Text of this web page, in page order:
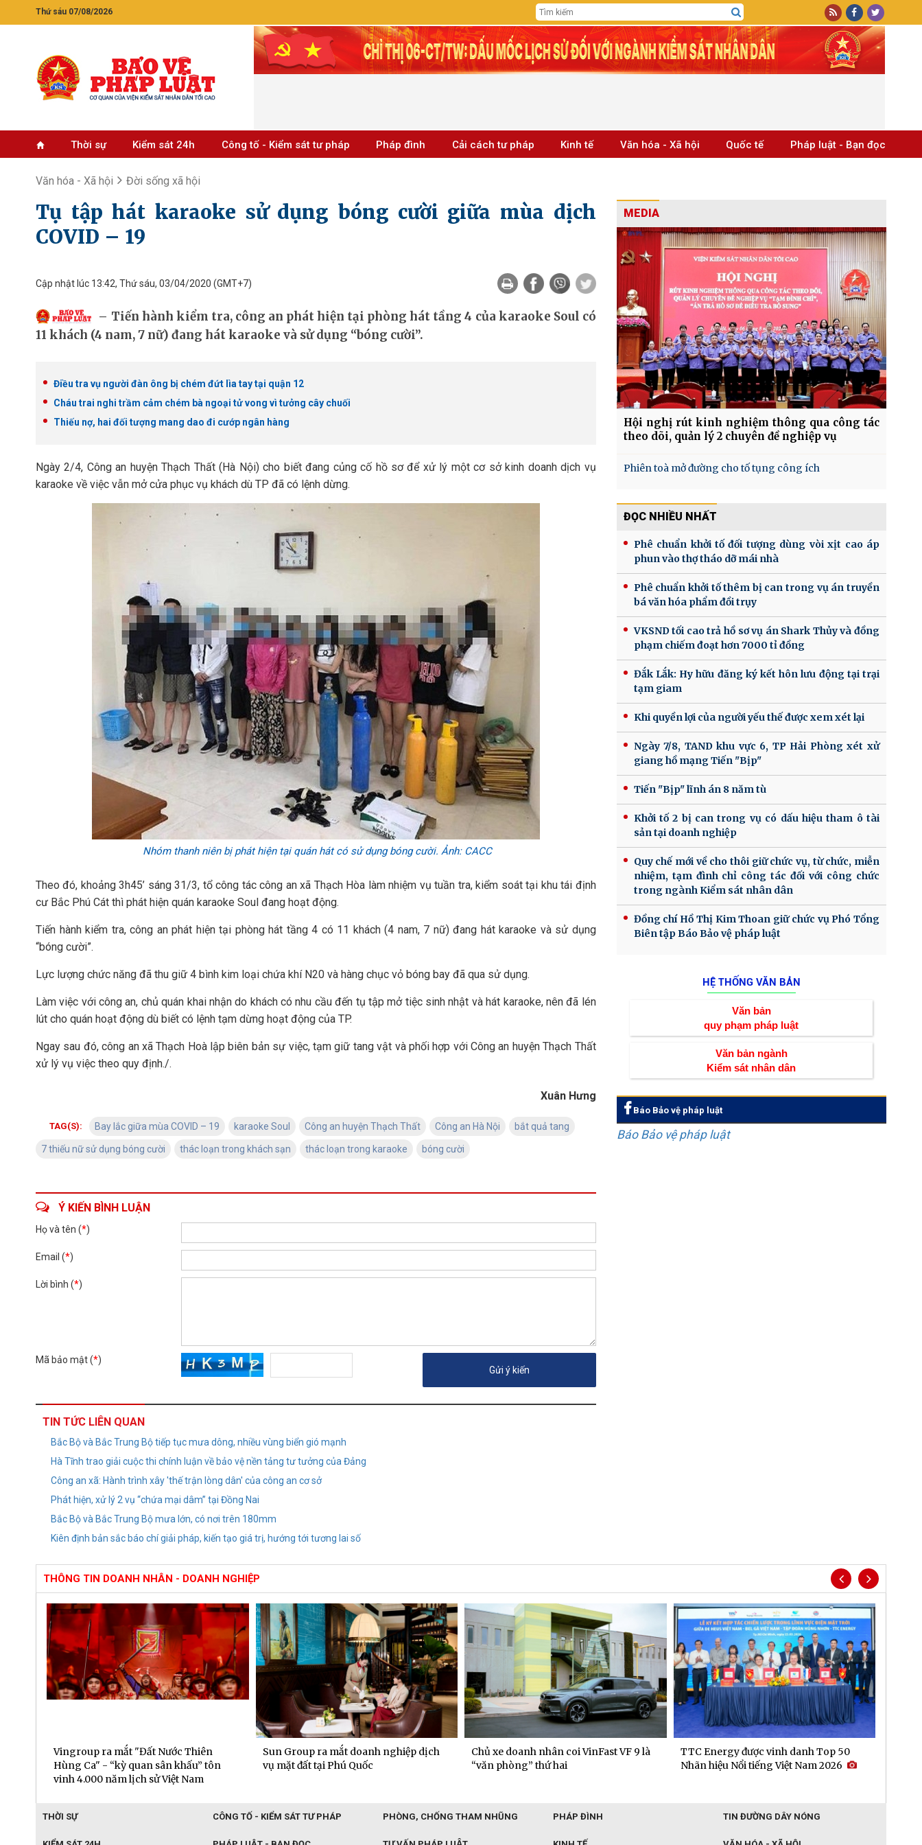
Thứ sáu 07/08/2026
Thời sự Kiểm sát 24h Công tố - Kiểm sát tư pháp Pháp đình Cải cách tư pháp Kinh tế Văn hóa - Xã hội Quốc tế Pháp luật - Bạn đọc
Văn hóa - Xã hội Đời sống xã hội
Tụ tập hát karaoke sử dụng bóng cười giữa mùa dịch
COVID – 19
Cập nhật lúc 13:42, Thứ sáu, 03/04/2020 (GMT+7)
Tiến hành kiểm tra, công an phát hiện tại phòng hát tầng 4 của karaoke Soul có
11 khách (4 nam, 7 nữ) đang hát karaoke và sử dụng “bóng cười”.
Điều tra vụ người đàn ông bị chém đứt lìa tay tại quận 12
Cháu trai nghi trầm cảm chém bà ngoại tử vong vì tưởng cây chuối
Thiếu nợ, hai đối tượng mang dao đi cướp ngân hàng
Ngày 2/4, Công an huyện Thạch Thất (Hà Nội) cho biết đang củng cố hồ sơ để xử lý một cơ sở kinh doanh dịch vụ
karaoke về việc vẫn mở cửa phục vụ khách dù TP đã có lệnh dừng.
Nhóm thanh niên bị phát hiện tại quán hát có sử dụng bóng cười. Ảnh: CACC
Theo đó, khoảng 3h45’ sáng 31/3, tổ công tác công an xã Thạch Hòa làm nhiệm vụ tuần tra, kiểm soát tại khu tái định
cư Bắc Phú Cát thì phát hiện quán karaoke Soul đang hoạt động.
Tiến hành kiểm tra, công an phát hiện tại phòng hát tầng 4 có 11 khách (4 nam, 7 nữ) đang hát karaoke và sử dụng
“bóng cười”.
Lực lượng chức năng đã thu giữ 4 bình kim loại chứa khí N20 và hàng chục vỏ bóng bay đã qua sử dụng.
Làm việc với công an, chủ quán khai nhận do khách có nhu cầu đến tụ tập mở tiệc sinh nhật và hát karaoke, nên đã lén
lút cho quán hoạt động dù biết có lệnh tạm dừng hoạt động của TP.
Ngay sau đó, công an xã Thạch Hoà lập biên bản sự việc, tạm giữ tang vật và phối hợp với Công an huyện Thạch Thất
xử lý vụ việc theo quy định./.
Xuân Hưng
TAG(S): Bay lắc giữa mùa COVID – 19 karaoke Soul Công an huyện Thạch Thất Công an Hà Nội bắt quả tang
7 thiếu nữ sử dụng bóng cười thác loạn trong khách sạn thác loạn trong karaoke bóng cười
Ý KIẾN BÌNH LUẬN
Họ và tên (*)
Email (*)
Lời bình (*)
Mã bảo mật (*)
TIN TỨC LIÊN QUAN
Bắc Bộ và Bắc Trung Bộ tiếp tục mưa dông, nhiều vùng biển gió mạnh
Hà Tĩnh trao giải cuộc thi chính luận về bảo vệ nền tảng tư tưởng của Đảng
Công an xã: Hành trình xây 'thế trận lòng dân' của công an cơ sở
Phát hiện, xử lý 2 vụ “chứa mại dâm” tại Đồng Nai
Bắc Bộ và Bắc Trung Bộ mưa lớn, có nơi trên 180mm
Kiên định bản sắc báo chí giải pháp, kiến tạo giá trị, hướng tới tương lai số
MEDIA
Hội nghị rút kinh nghiệm thông qua công tác
theo dõi, quản lý 2 chuyên đề nghiệp vụ
Phiên toà mở đường cho tố tụng công ích
ĐỌC NHIỀU NHẤT
Phê chuẩn khởi tố đối tượng dùng vòi xịt cao áp
phun vào thợ tháo dỡ mái nhà
Phê chuẩn khởi tố thêm bị can trong vụ án truyền
bá văn hóa phẩm đồi trụy
VKSND tối cao trả hồ sơ vụ án Shark Thủy và đồng
phạm chiếm đoạt hơn 7000 tỉ đồng
Đắk Lắk: Hy hữu đăng ký kết hôn lưu động tại trại
tạm giam
Khi quyền lợi của người yếu thế được xem xét lại
Ngày 7/8, TAND khu vực 6, TP Hải Phòng xét xử
giang hồ mạng Tiến "Bịp"
Tiến "Bịp" lĩnh án 8 năm tù
Khởi tố 2 bị can trong vụ có dấu hiệu tham ô tài
sản tại doanh nghiệp
Quy chế mới về cho thôi giữ chức vụ, từ chức, miễn
nhiệm, tạm đình chỉ công tác đối với công chức
trong ngành Kiểm sát nhân dân
Đồng chí Hồ Thị Kim Thoan giữ chức vụ Phó Tổng
Biên tập Báo Bảo vệ pháp luật
HỆ THỐNG VĂN BẢN
Văn bản
quy phạm pháp luật
Văn bản ngành
Kiểm sát nhân dân
Báo Bảo vệ pháp luật
Báo Bảo vệ pháp luật
THÔNG TIN DOANH NHÂN - DOANH NGHIỆP
Vingroup ra mắt "Đất Nước Thiên
Hùng Ca" - “kỳ quan sân khấu” tôn
vinh 4.000 năm lịch sử Việt Nam
Sun Group ra mắt doanh nghiệp dịch
vụ mặt đất tại Phú Quốc
Chủ xe doanh nhân coi VinFast VF 9 là
“văn phòng” thứ hai
TTC Energy được vinh danh Top 50
Nhãn hiệu Nổi tiếng Việt Nam 2026
THỜI SỰ CÔNG TỐ - KIỂM SÁT TƯ PHÁP PHÒNG, CHỐNG THAM NHŨNG PHÁP ĐÌNH TIN ĐƯỜNG DÂY NÓNG